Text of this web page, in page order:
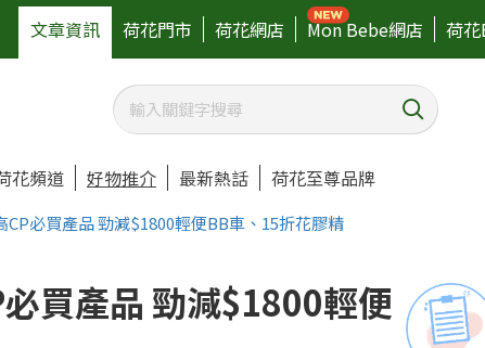
文章資訊 荷花門市 荷花網店 Mon Bebe網店 荷
花頻道 好物推介 最新熱話 荷花至尊品牌
CP必買產品 勁減$1800輕便BB車、15折花膠精
買產品 勁減$1800輕便